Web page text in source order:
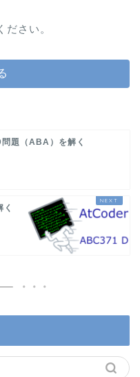
ださい。
題（ABA）を解く